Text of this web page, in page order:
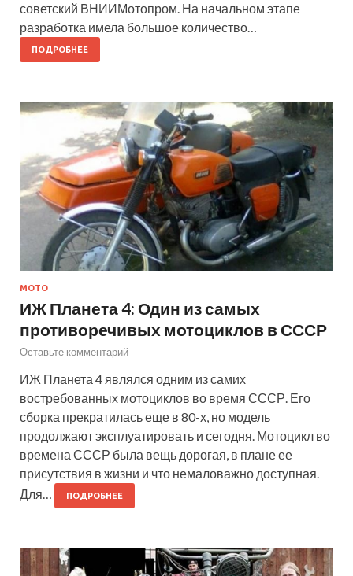
советский ВНИИМотопром. На начальном этапе
разработка имела большое количество…
ПОДРОБНЕЕ
МОТО
ИЖ Планета 4: Один из самых
противоречивых мотоциклов в СССР
Оставьте комментарий
ИЖ Планета 4 являлся одним из самих
востребованных мотоциклов во время СССР. Его
сборка прекратилась еще в 80-х, но модель
продолжают эксплуатировать и сегодня. Мотоцикл во
времена СССР была вещь дорогая, в плане ее
присутствия в жизни и что немаловажно доступная.
Для…
ПОДРОБНЕЕ